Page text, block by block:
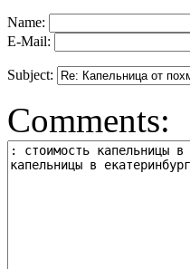
Name:
E-Mail:
Subject:
Comments: